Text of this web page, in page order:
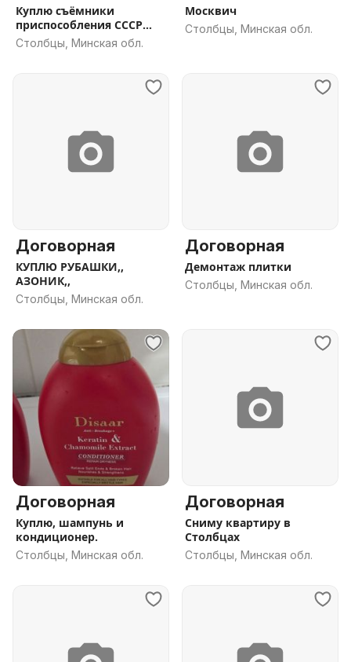
Куплю съёмники
приспособления СССР
ВАЗ 2101
Столбцы, Минская обл.
Москвич
Столбцы, Минская обл.
Договорная
КУПЛЮ РУБАШКИ,,
АЗОНИК,,
Столбцы, Минская обл.
Договорная
Демонтаж плитки
Столбцы, Минская обл.
Договорная
Куплю, шампунь и
кондиционер.
Столбцы, Минская обл.
Договорная
Сниму квартиру в
Столбцах
Столбцы, Минская обл.